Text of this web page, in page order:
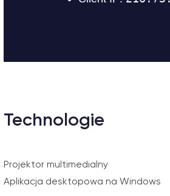
Technologie
Projektor multimedialny
Aplikacja desktopowa na Windows